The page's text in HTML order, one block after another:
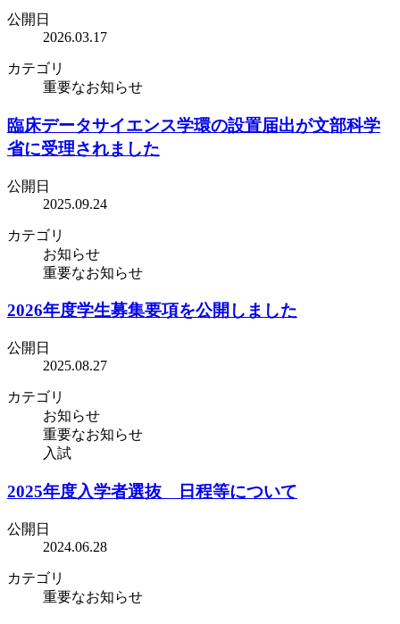
公開日
2026.03.17
カテゴリ
重要なお知らせ
臨床データサイエンス学環の設置届出が文部科学
省に受理されました
公開日
2025.09.24
カテゴリ
お知らせ
重要なお知らせ
2026年度学生募集要項を公開しました
公開日
2025.08.27
カテゴリ
お知らせ
重要なお知らせ
入試
2025年度入学者選抜 日程等について
公開日
2024.06.28
カテゴリ
重要なお知らせ